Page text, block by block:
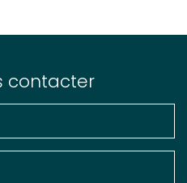
contacter